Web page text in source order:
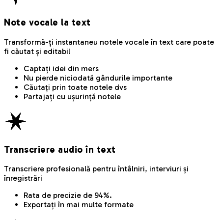
Note vocale la text
Transformă-ți instantaneu notele vocale în text care poate
fi căutat și editabil
Captați idei din mers
Nu pierde niciodată gândurile importante
Căutați prin toate notele dvs
Partajați cu ușurință notele
Transcriere audio în text
Transcriere profesională pentru întâlniri, interviuri și
înregistrări
Rata de precizie de 94%.
Exportați în mai multe formate